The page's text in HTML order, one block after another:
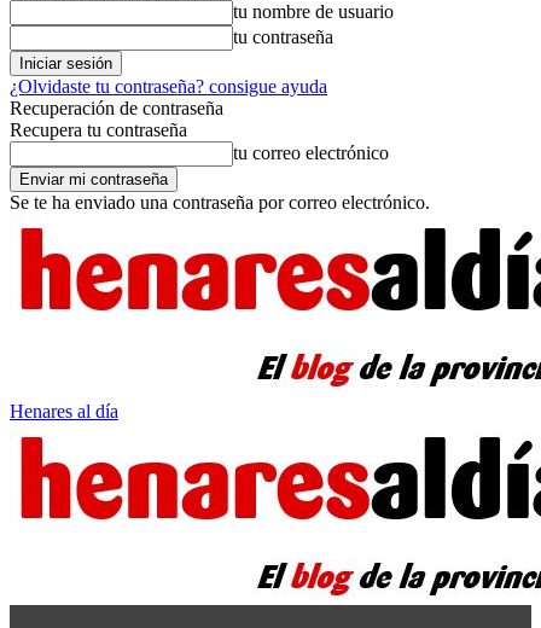
tu nombre de usuario
tu contraseña
¿Olvidaste tu contraseña? consigue ayuda
Recuperación de contraseña
Recupera tu contraseña
tu correo electrónico
Se te ha enviado una contraseña por correo electrónico.
Henares al día